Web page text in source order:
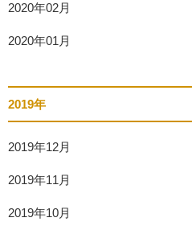
2020年02月
2020年01月
2019年
2019年12月
2019年11月
2019年10月